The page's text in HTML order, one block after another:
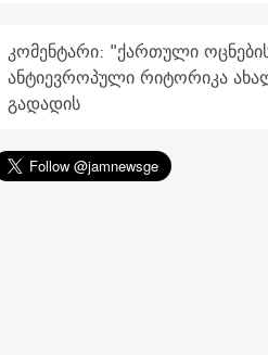
კომენტარი: "ქართული
ანტიევროპული რიტორიკა
გადადის